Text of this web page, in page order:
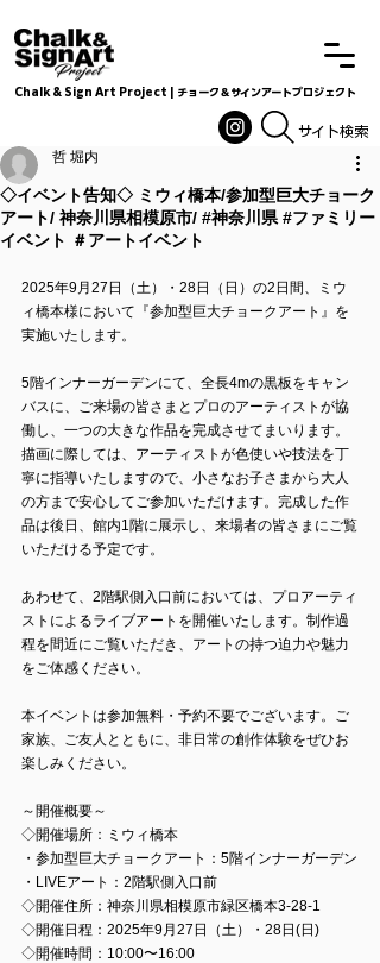
Chalk & Sign Art Project | チョーク＆サインアートプロジェクト
​​​サイト検索
◇イベント告知◇ ミウィ橋本/参加型巨大チョーク
アート/ 神奈川県相模原市/ #神奈川県 #ファミリー
イベント ＃アートイベント
哲 堀内
2025年9月27日（土）・28日（日）の2日間、ミウ
ィ橋本様において『参加型巨大チョークアート』を
実施いたします。
5階インナーガーデンにて、全長4mの黒板をキャン
バスに、ご来場の皆さまとプロのアーティストが協
働し、一つの大きな作品を完成させてまいります。
描画に際しては、アーティストが色使いや技法を丁
寧に指導いたしますので、小さなお子さまから大人
の方まで安心してご参加いただけます。完成した作
品は後日、館内1階に展示し、来場者の皆さまにご覧
いただける予定です。
あわせて、2階駅側入口前においては、プロアーティ
ストによるライブアートを開催いたします。制作過
程を間近にご覧いただき、アートの持つ迫力や魅力
をご体感ください。
本イベントは参加無料・予約不要でございます。ご
家族、ご友人とともに、非日常の創作体験をぜひお
楽しみください。
～開催概要～
◇開催場所：ミウィ橋本
・参加型巨大チョークアート：5階インナーガーデン
・LIVEアート：2階駅側入口前
◇開催住所：神奈川県相模原市緑区橋本3-28-1
◇開催日程：2025年9月27日（土）・28日(日)
◇開催時間：10:00〜16:00